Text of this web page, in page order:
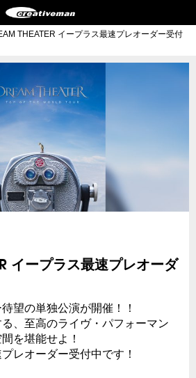
THEATER イープラス最速プレオーダー受付
イープラス最速プレオーダ
望の単独公演が開催！！
、至高のライヴ・パフォーマン
を堪能せよ！
レオーダー受付中です！